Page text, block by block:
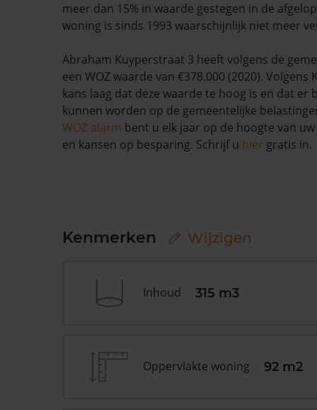
meer dan 15% in waarde gestegen in de
woning is sinds 1993 waarschijnlijk niet meer
Abraham Kuyperstraat 3 heeft volgens de
een WOZ waarde van €378.000 (2020). Volgens
kans laag dat deze waarde te hoog is en dat er
kunnen worden op de gemeentelijke
WOZ alarm bent u elk jaar op de hoogte van
en kansen op besparing. Schrijf u hier gratis in.
Kenmerken Wijzigen
Inhoud 315 m3
Oppervlakte woning 92 m2